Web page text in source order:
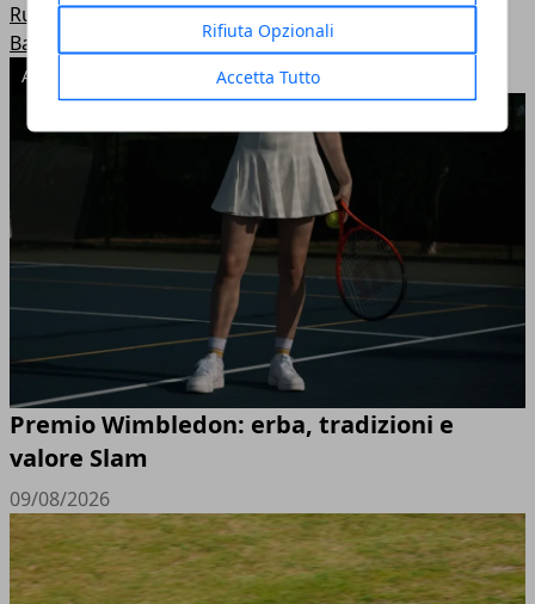
Rifiuta Opzionali
Accetta Tutto
Rugby
Basket
ARTICOLI POPOLARI
Premio Wimbledon: erba, tradizioni e
valore Slam
09/08/2026